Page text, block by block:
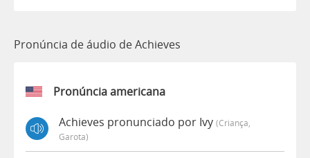
Pronúncia de áudio de Achieves
Pronúncia americana
Achieves pronunciado por Ivy (criança,
Garota)